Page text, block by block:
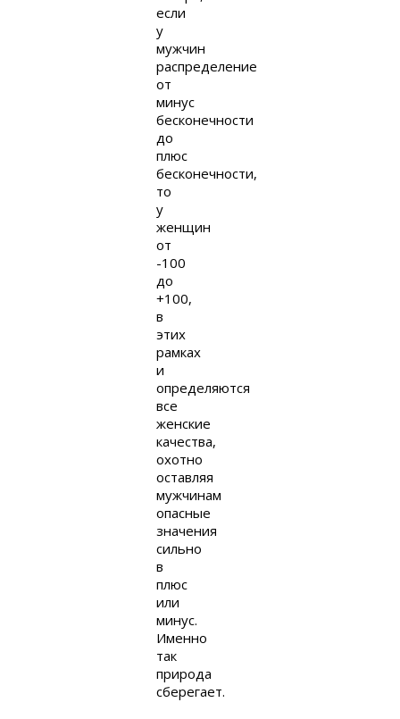
если
у
мужчин
распределение
от
минус
бесконечности
до
плюс
бесконечности,
то
у
женщин
от
-100
до
+100,
в
этих
рамках
и
определяются
все
женские
качества,
охотно
оставляя
мужчинам
опасные
значения
сильно
в
плюс
или
минус.
Именно
так
природа
сберегает.